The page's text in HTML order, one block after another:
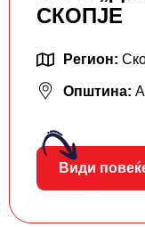
СКОПЈЕ
Регион:
Општина:
Види